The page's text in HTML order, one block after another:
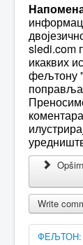
sledi.com
икаквих
фељтону
Write
ФЕЉТОН: